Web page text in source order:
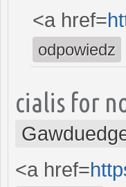
<a href=
odpowiedz
cialis for
<a href=